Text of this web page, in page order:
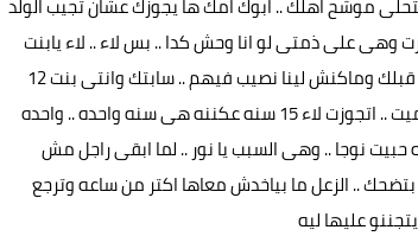
وهى على ذمتى لو انا وحش كدا .. بس لاء .. لاء يابنت
عمرى استحملت وفضلت معاها وجابتك وكنتى اول فرحه رغم انها جابت تلاته قبلك وماكنش لينا نصيب فيهم .. سابتك وانتى بنت 12
سنه وبيخبط على صدره اكتر وبيعلى صوته .. اتجوزت لاء بردو .. كل عيل ينزل ميت .. اتجوزت لاء 15 سنه عكننه هى سنه واحده .. واحده
نوجا .. وهى السبب يا نور .. لما ابقى راجل مش
.. الزعل ما بياخدش معاها اكتر من ساعه وترجع
عليها ليه